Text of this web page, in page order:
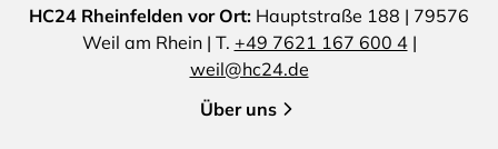
HC24 Rheinfelden vor Ort: Hauptstraße 188 | 79576
Weil am Rhein | T. +49 7621 167 600 4|
weil@hc24.de
Über uns